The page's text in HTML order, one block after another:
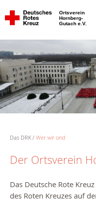
Ortsverein
Hornberg-
Gutach e.V.
Das DRK Wer wir sind
Der Ortsverein
Das Deutsche Rote
des Roten Kreuzes auf